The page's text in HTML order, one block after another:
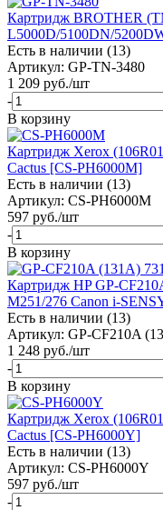
Картридж BROTHER
L5000D/5100DN/
Есть в наличии (13)
Артикул: GP-TN-3480
1 209 руб./шт
-
В корзину
Картридж Xerox
Cactus [CS-PH6000M]
Есть в наличии (13)
Артикул: CS-PH6000M
597 руб./шт
-
В корзину
Картридж HP GP-
M251/276 Canon i-
Есть в наличии (13)
Артикул: GP-CF210A
1 248 руб./шт
-
В корзину
Картридж Xerox
Cactus [CS-PH6000Y]
Есть в наличии (13)
Артикул: CS-PH6000Y
597 руб./шт
-